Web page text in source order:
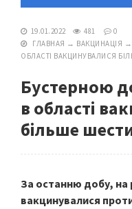
19.01.2022 481
0
ГЛАВНАЯ → ВАКЦИНАЦІЯ →
ОБЛАСТІ ВАКЦИНУВАЛИСЯ
Бустерною
в області
більше
За останню добу, на
вакцинувалися